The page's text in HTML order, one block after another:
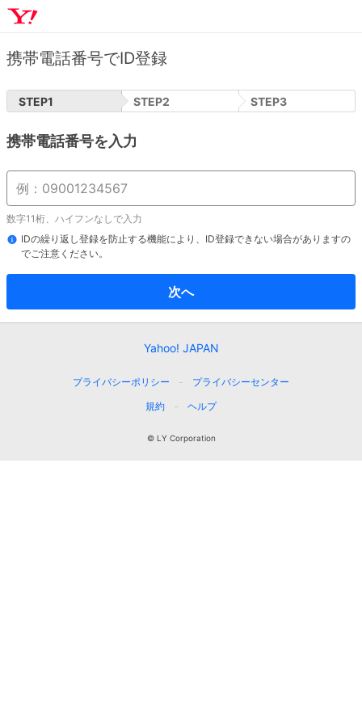
携帯電話番号でID登録
STEP1 STEP2 STEP3
携帯電話番号を入力
数字11桁、ハイフンなしで入力
IDの繰り返し登録を防止する機能により、ID登録できない場合がありますの
でご注意ください。
次へ
Yahoo! JAPAN
プライバシーポリシー
プライバシーセンター
規約
ヘルプ
© LY Corporation